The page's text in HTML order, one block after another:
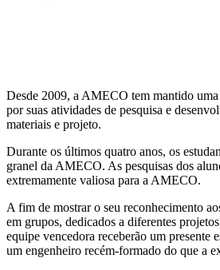
Desde 2009, a AMECO tem mantido
por suas atividades de pesquisa e
materiais e projeto.
Durante os últimos quatro anos, os
granel da AMECO. As pesquisas dos
extremamente valiosa para a AMECO.
A fim de mostrar o seu reconhecimento
em grupos, dedicados a diferentes
equipe vencedora receberão um
um engenheiro recém-formado do que a